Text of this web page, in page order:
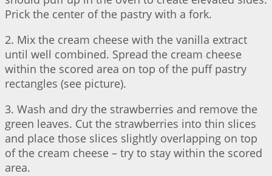
Prick the center of the pastry with a fork.
2. Mix the cream cheese with the vanilla extract
until well combined. Spread the cream cheese
within the scored area on top of the puff pastry
rectangles (see picture).
3. Wash and dry the strawberries and remove the
green leaves. Cut the strawberries into thin slices
and place those slices slightly overlapping on top
of the cream cheese – try to stay within the scored
area.